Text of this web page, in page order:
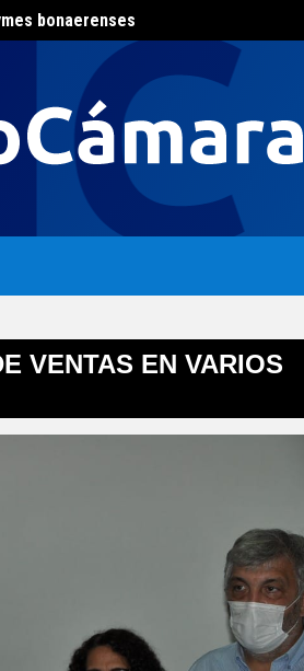
VENTAS EN VARIOS